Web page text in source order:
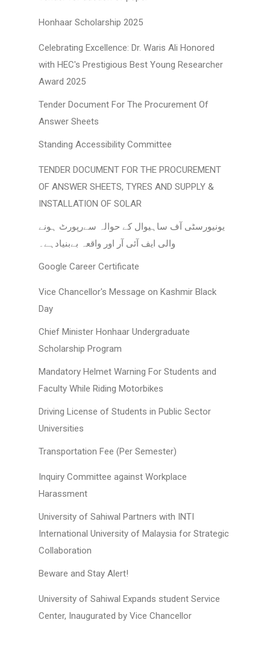
Honhaar Scholarship 2025
Celebrating Excellence: Dr. Waris Ali Honored
with HEC's Prestigious Best Young Researcher
Award 2025
Tender Document For The Procurement Of
Answer Sheets
Standing Accessibility Committee
TENDER DOCUMENT FOR THE PROCUREMENT
OF ANSWER SHEETS, TYRES AND SUPPLY &
INSTALLATION OF SOLAR
یونیورسٹی آف ساہیوال کے حوالہ سےرپورٹ ہونے
والی ایف آئی آر اور واقعہ بےبنیادہے۔
Google Career Certificate
Vice Chancellor's Message on Kashmir Black
Day
Chief Minister Honhaar Undergraduate
Scholarship Program
Mandatory Helmet Warning For Students and
Faculty While Riding Motorbikes
Driving License of Students in Public Sector
Universities
Transportation Fee (Per Semester)
Inquiry Committee against Workplace
Harassment
University of Sahiwal Partners with INTI
International University of Malaysia for Strategic
Collaboration
Beware and Stay Alert!
University of Sahiwal Expands student Service
Center, Inaugurated by Vice Chancellor